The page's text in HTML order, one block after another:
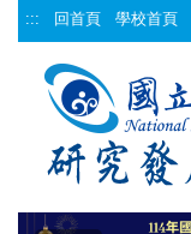
跳
到
::: 回首頁 學校首頁